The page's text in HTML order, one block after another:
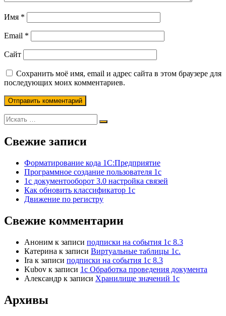
Имя *
Email *
Сайт
Сохранить моё имя, email и адрес сайта в этом браузере для
последующих моих комментариев.
Свежие записи
Форматирование кода 1С:Предприятие
Программное создание пользователя 1с
1с документооборот 3.0 настройка связей
Как обновить классификатор 1с
Движение по регистру
Свежие комментарии
Аноним к записи подписки на события 1с 8.3
Катерина к записи Виртуальные таблицы 1с.
Ira к записи подписки на события 1с 8.3
Kubov к записи 1с Обработка проведения документа
Александр к записи Хранилище значений 1с
Архивы